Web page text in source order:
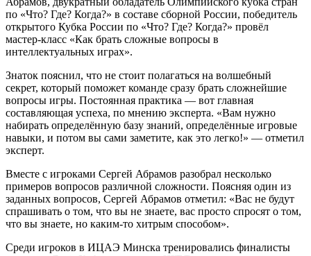
по «Что? Где? Когда?» в составе сборной России, победитель
открытого Кубка России по «Что? Где? Когда?» провёл
мастер-класс «Как брать сложные вопросы в
интеллектуальных играх».
Знаток пояснил, что не стоит полагаться на волшебный
секрет, который поможет команде сразу брать сложнейшие
вопросы игры. Постоянная практика — вот главная
составляющая успеха, по мнению эксперта. «Вам нужно
набирать определённую базу знаний, определённые игровые
навыки, и потом вы сами заметите, как это легко!» — отметил
эксперт.
Вместе с игроками Сергей Абрамов разобрал несколько
примеров вопросов различной сложности. Поясняя один из
заданных вопросов, Сергей Абрамов отметил: «Вас не будут
спрашивать о том, что вы не знаете, вас просто спросят о том,
что вы знаете, но каким-то хитрым способом».
Среди игроков в ИЦАЭ Минска тренировались финалисты